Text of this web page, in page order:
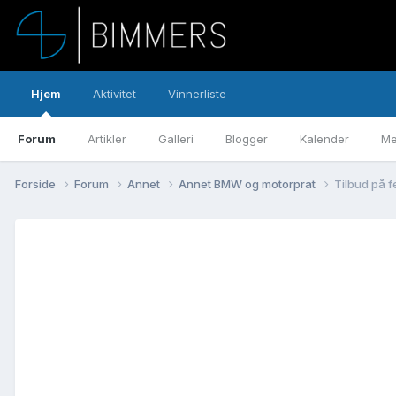
Hjem
Forum Artikler Galleri Blogger Kalender
Aktivitet Vinnerliste
Forside Forum Annet Annet BMW og motorprat Tilbud på